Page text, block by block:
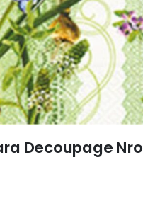
Decoupage Nro